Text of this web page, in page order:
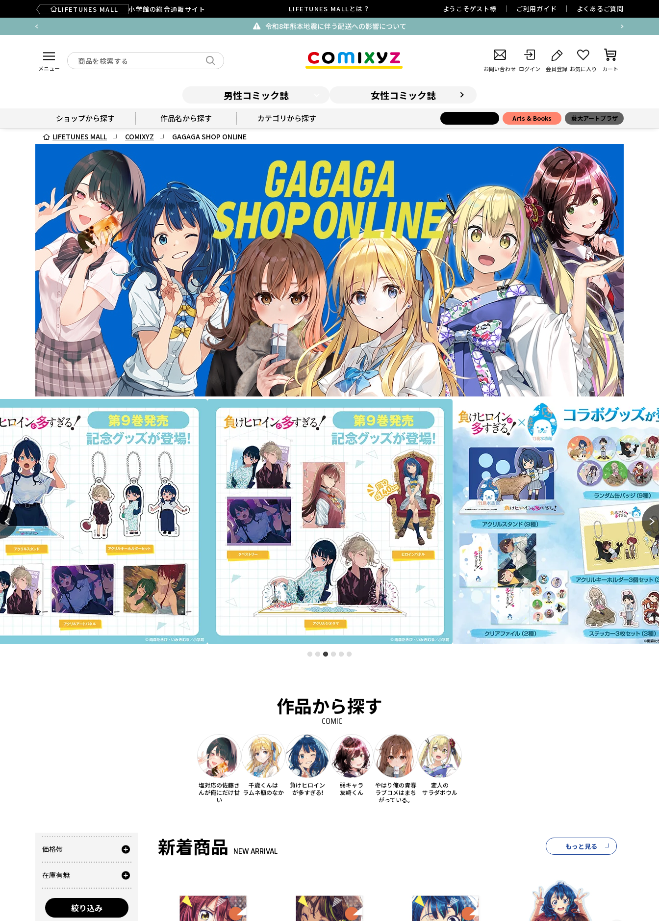
LIFETUNES MALL 小学館の総合通販サイト LIFETUNES MALLとは？ ようこそゲスト様 ご利用ガイド よくあるご質問
令和8年熊本地震に伴う配送への影響について
メニュー お問い合わせ ログイン 会員登録 お気に入り カート
男性コミック誌 女性コミック誌
ショップから探す 作品名から探す カテゴリから探す Arts & Books 藝大アートプラザ
LIFETUNES MALL COMIXYZ GAGAGA SHOP ONLINE
GAGAGA SHOP ONLINE
作品から探す
COMIC
塩対応の佐藤さ
んが俺にだけ甘
い
千歳くんは
ラムネ瓶のなか
負けヒロイン
が多すぎる!
弱キャラ
友崎くん
やはり俺の青春
ラブコメはまち
がっている。
変人の
サラダボウル
価格帯
在庫有無
絞り込み
新着商品 NEW ARRIVAL もっと見る